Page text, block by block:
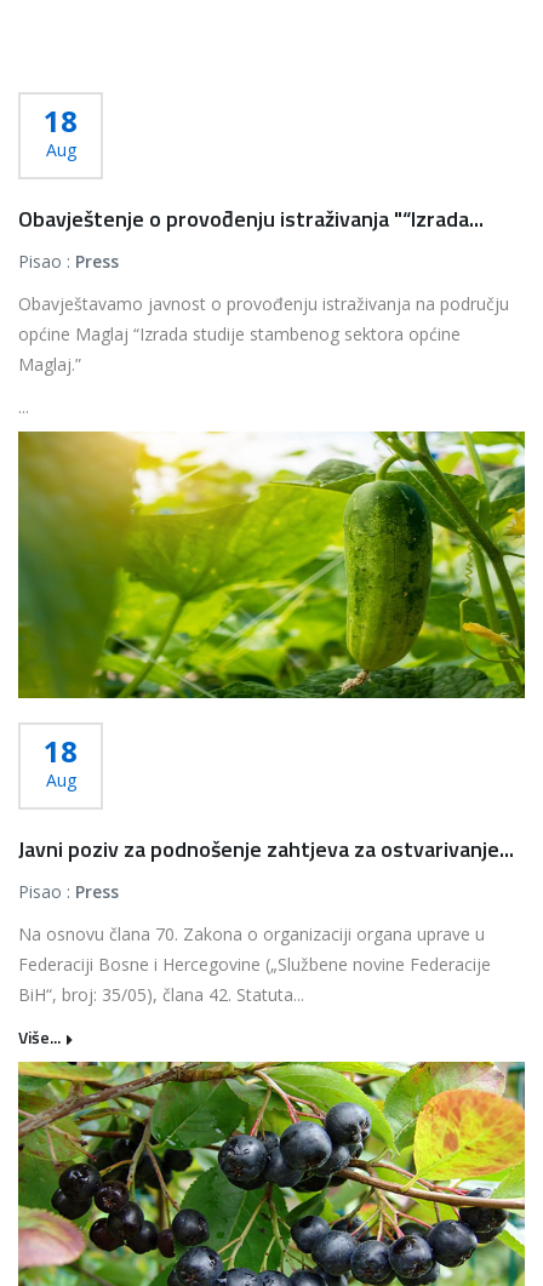
18
Aug
Obavještenje o provođenju istraživanja "“Izrada...
Pisao : Press
Obavještavamo javnost o provođenju istraživanja na području
općine Maglaj “Izrada studije stambenog sektora općine
Maglaj.”
...
18
Aug
Javni poziv za podnošenje zahtjeva za ostvarivanje...
Pisao : Press
Na osnovu člana 70. Zakona o organizaciji organa uprave u
Federaciji Bosne i Hercegovine („Službene novine Federacije
BiH“, broj: 35/05), člana 42. Statuta...
Više...